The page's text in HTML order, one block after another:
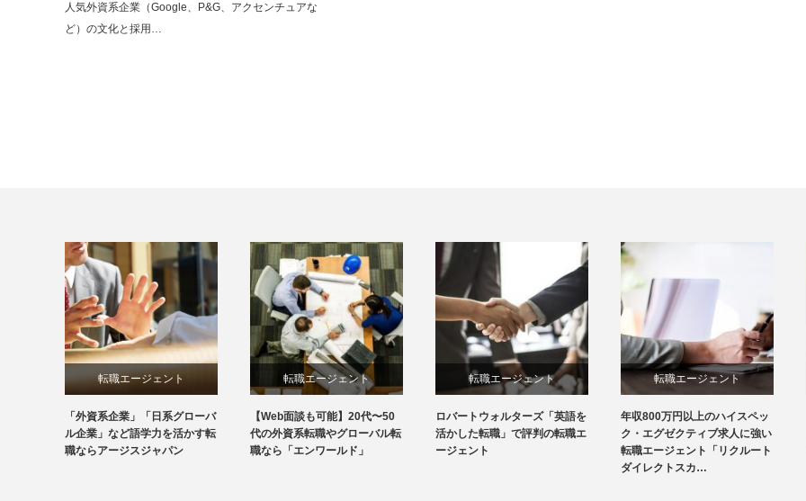
人気外資系企業（Google、P&G、アクセンチュアな
ど）の文化と採用…
転職エージェント
「外資系企業」「日系グローバ
ル企業」など語学力を活かす転
職ならアージスジャパン
転職エージェント
【Web面談も可能】20代〜50
代の外資系転職やグローバル転
職なら「エンワールド」
転職エージェント
ロバートウォルターズ「英語を
活かした転職」で評判の転職エ
ージェント
転職エージェント
年収800万円以上のハイスペッ
ク・エグゼクティブ求人に強い
転職エージェント「リクルート
ダイレクトスカ…